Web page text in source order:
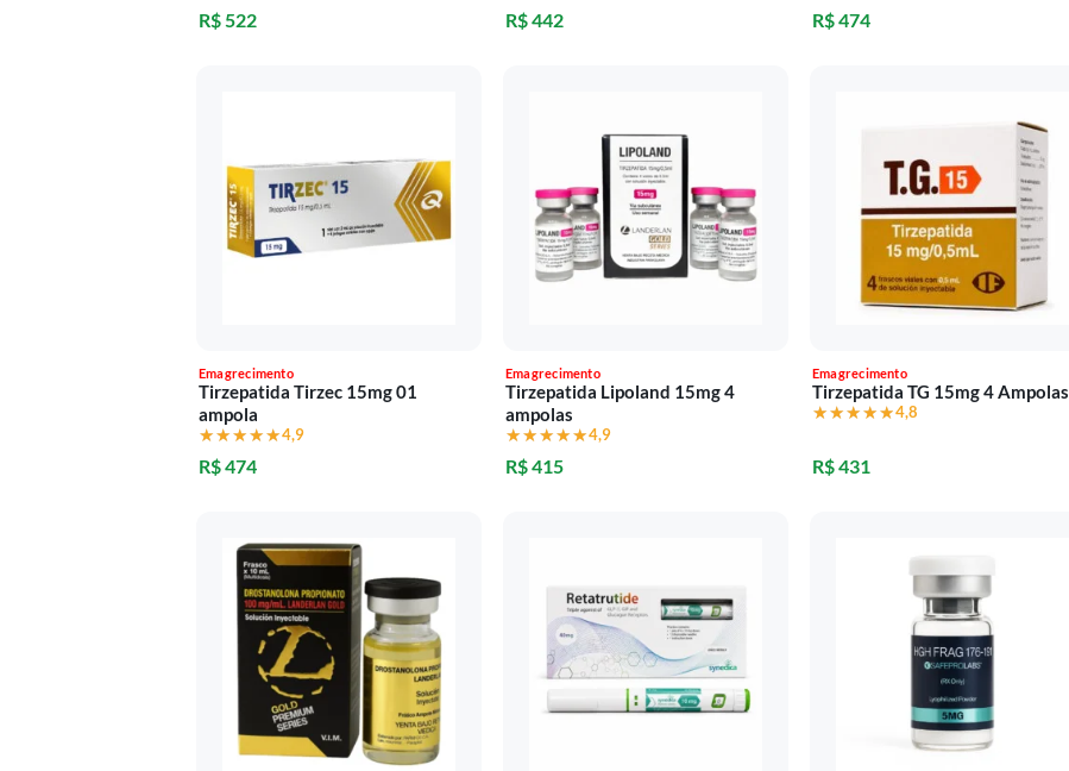
R$ 522 R$ 442 R$ 474
Emagrecimento
Tirzepatida Tirzec 15mg 01
ampola
★★★★★
★★★★★4,9
R$ 474
Emagrecimento
Tirzepatida Lipoland 15mg 4
ampolas
★★★★★
★★★★★4,9
R$ 415
Emagrecimento
Tirzepatida TG 15mg 4 Ampolas
★★★★★
★★★★★4,8
R$ 431